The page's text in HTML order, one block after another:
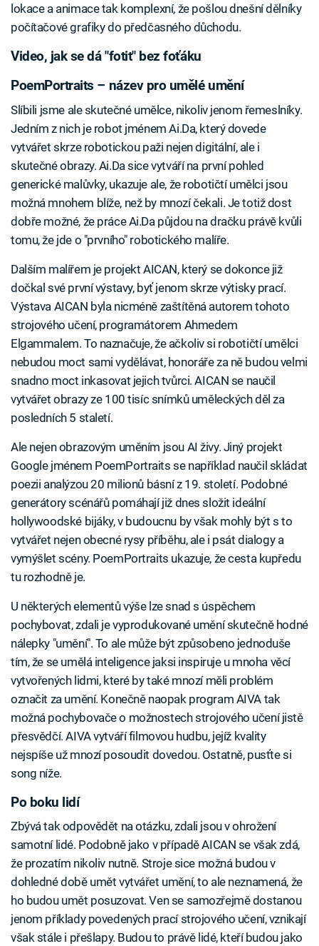
lokace a animace tak komplexní, že pošlou dnešní dělníky
počítačové grafiky do předčasného důchodu.
Video, jak se dá "fotit" bez foťáku
PoemPortraits – název pro umělé umění
Slíbili jsme ale skutečné umělce, nikoliv jenom řemeslníky.
Jedním z nich je robot jménem Ai.Da, který dovede
vytvářet skrze robotickou paži nejen digitální, ale i
skutečné obrazy. Ai.Da sice vytváří na první pohled
generické malůvky, ukazuje ale, že robotičtí umělci jsou
možná mnohem blíže, než by mnozí čekali. Je totiž dost
dobře možné, že práce Ai.Da půjdou na dračku právě kvůli
tomu, že jde o "prvního" robotického malíře.
Dalším malířem je projekt AICAN, který se dokonce již
dočkal své první výstavy, byť jenom skrze výtisky prací.
Výstava AICAN byla nicméně zaštítěná autorem tohoto
strojového učení, programátorem Ahmedem
Elgammalem. To naznačuje, že ačkoliv si robotičtí umělci
nebudou moct sami vydělávat, honoráře za ně budou velmi
snadno moct inkasovat jejich tvůrci. AICAN se naučil
vytvářet obrazy ze 100 tisíc snímků uměleckých děl za
posledních 5 staletí.
Ale nejen obrazovým uměním jsou AI živy. Jiný projekt
Google jménem PoemPortraits se například naučil skládat
poezii analýzou 20 milionů básní z 19. století. Podobné
generátory scénářů pomáhají již dnes složit ideální
hollywoodské bijáky, v budoucnu by však mohly být s to
vytvářet nejen obecné rysy příběhu, ale i psát dialogy a
vymýšlet scény. PoemPortraits ukazuje, že cesta kupředu
tu rozhodně je.
U některých elementů výše lze snad s úspěchem
pochybovat, zdali je vyprodukované umění skutečně hodné
nálepky "umění". To ale může být způsobeno jednoduše
tím, že se umělá inteligence jaksi inspiruje u mnoha věcí
vytvořených lidmi, které by také mnozí měli problém
označit za umění. Konečně naopak program AIVA tak
možná pochybovače o možnostech strojového učení jistě
přesvědčí. AIVA vytváří filmovou hudbu, jejíž kvality
nejspíše už mnozí posoudit dovedou. Ostatně, pusťte si
song níže.
Po boku lidí
Zbývá tak odpovědět na otázku, zdali jsou v ohrožení
samotní lidé. Podobně jako v případě AICAN se však zdá,
že prozatím nikoliv nutně. Stroje sice možná budou v
dohledné době umět vytvářet umění, to ale neznamená, že
ho budou umět posuzovat. Ven se samozřejmě dostanou
jenom příklady povedených prací strojového učení, vznikají
však stále i přešlapy. Budou to právě lidé, kteří budou jako